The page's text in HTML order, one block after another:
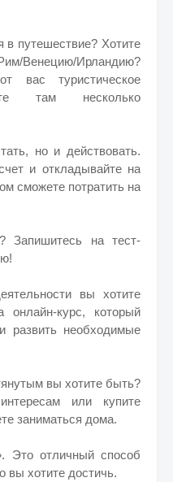
в путешествие? Хотите
Венецию/Ирландию?
вас туристическое
там несколько
но и действовать.
и откладывайте на
сможете потратить на
Запишитесь на тест-
вы хотите
онлайн-курс, который
развить необходимые
вы хотите быть?
или купите
заниматься дома.
Это отличный способ
вы хотите достичь.